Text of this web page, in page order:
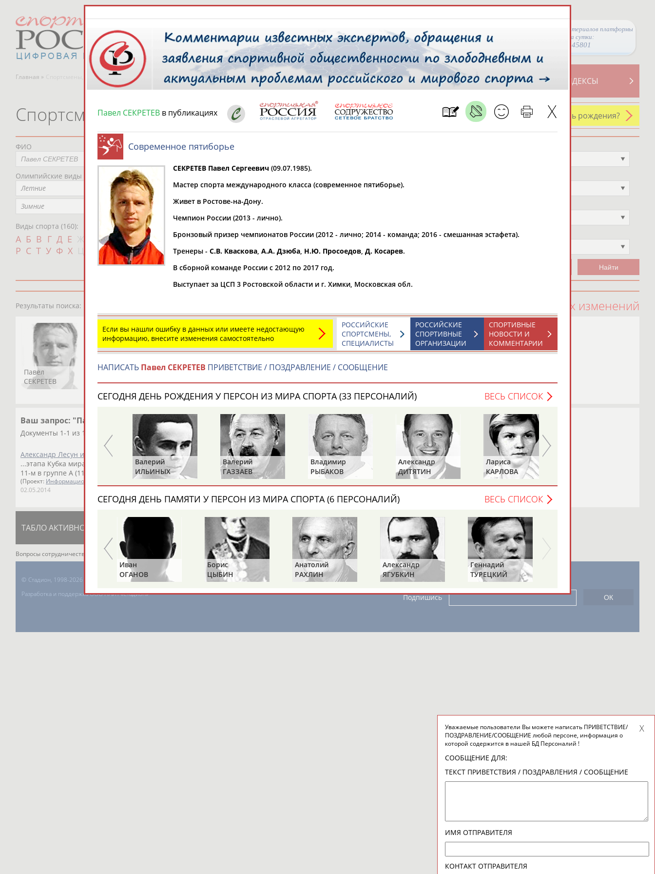
Просмотры материалов платформы
за сутки:
45801
Главная » Спортсмены, тренеры и специалисты СВОДНЫЕ ИНДЕКСЫ
ТАБЛО АКТИВНОСТИ
РЕСУРСНАЯ ПЛОЩАДКА
У кого сегодня день рождения?
Спортсмены, тренеры и специалисты
ФИО
Олимпийские виды спорта
Летние
Зимние
Виды спорта (160):
А Б В Г Д Е И К Л М Н
П
Р С Т У Ф Х Ш Щ Э Ю Я
Представляет регион*
Не выбран
Регион проживания
Не выбран
Дата рождения
чч год мм
Чемпион
Результаты поиска: 100 последних изменений
Павел
СЕКРЕТЕВ
Ваш запрос: "Павел СЕКРЕТЕВ"
Документы 1-1 из 1 найденных уникальных документов
Александр Лесун и Павел Секретев вышли в финал этапа Кубка мира в Венгрии
...этапа Кубка мира вошел еще один российский пятиборецПавел Секретев
, ставший
11-м в группе А (1142). Финал...
(Проект: Информационное агентство СТАДИОН)
02.05.2014
ТАБЛО АКТИВНОСТИ ЦЕЛИ ПРОЕКТА КОНТАКТЫ НАШИ КНОПКИ РЕКЛАМА
Вопросы сотрудничества и совместной деятельностиinform@infosport.ru
© Стадион, 1998-2026
Разработка и поддержка ООО НАИТ «Стадион»
Адресов в новостной рассылке: 996
Подпишись
Павел СЕКРЕТЕВ в публикациях
Современное пятиборье
СЕКРЕТЕВ Павел Сергеевич (09.07.1985).
Мастер спорта международного класса (современное пятиборье).
Живет в Ростове-на-Дону.
Чемпион России (2013 - лично).
Бронзовый призер чемпионатов России (2012 - лично; 2014 - команда; 2016 - смешанная эстафета).
Тренеры - С.В. Кваскова А.А. Дзюба Н.Ю. Просоедов Д. Косарев.
В сборной команде России с 2012 по 2017 год.
Выступает за ЦСП 3 Ростовской области и г. Химки, Московская обл.
Если вы нашли ошибку в данных или имеете недостающую
информацию, внесите изменения самостоятельно
СПОРТИВНЫЕ
НОВОСТИ И
КОММЕНТАРИИ
РОССИЙСКИЕ
СПОРТИВНЫЕ
ОРГАНИЗАЦИИ
РОССИЙСКИЕ
СПОРТСМЕНЫ,
СПЕЦИАЛИСТЫ
НАПИСАТЬ Павел СЕКРЕТЕВ ПРИВЕТСТВИЕ / ПОЗДРАВЛЕНИЕ / СООБЩЕНИЕ
СЕГОДНЯ ДЕНЬ РОЖДЕНИЯ У ПЕРСОН ИЗ МИРА СПОРТА (33 ПЕРСОНАЛИЙ) ВЕСЬ СПИСОК
Валерий
ПУШКАРЕВ
Валерий
ИЛЬИНЫХ
Валерий
ГАЗЗАЕВ
Владимир
РЫБАКОВ
Александр
ДИТЯТИН
Лариса
КАРЛОВА
СЕГОДНЯ ДЕНЬ ПАМЯТИ У ПЕРСОН ИЗ МИРА СПОРТА (6 ПЕРСОНАЛИЙ) ВЕСЬ СПИСОК
Альгирдас
Иван
ОГАНОВ
Борис
ЦЫБИН
Анатолий
РАХЛИН
Александр
ЯГУБКИН
Геннадий
ТУРЕЦКИЙ
Уважаемые пользователи Вы можете написать ПРИВЕТСТВИЕ/
ПОЗДРАВЛЕНИЕ/СООБЩЕНИЕ любой персоне, информация о
которой содержится в нашей БД Персоналий !
СООБЩЕНИЕ ДЛЯ:
ТЕКСТ ПРИВЕТСТВИЯ / ПОЗДРАВЛЕНИЯ / СООБЩЕНИЕ
ИМЯ ОТПРАВИТЕЛЯ
КОНТАКТ ОТПРАВИТЕЛЯ